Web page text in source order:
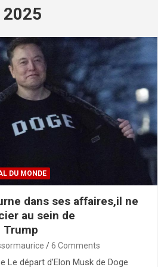
2025
DU MONDE
dans ses affaires,il ne
au sein de
Trump
6 Comments
Le départ d’Elon Musk de Doge